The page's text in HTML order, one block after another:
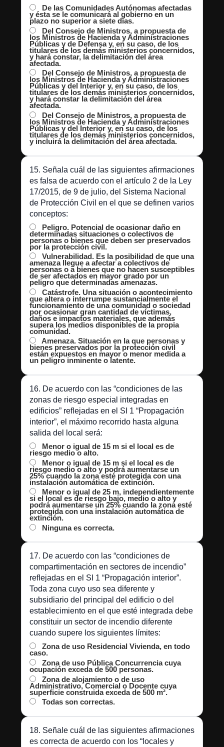
De las Comunidades Autónomas afectadas
y ésta se le comunicará al gobierno en un
plazo no superior a siete días.
Del Consejo de Ministros, a propuesta de
los Ministros de Hacienda y Administraciones
Públicas y de Defensa y, en su caso, de los
titulares de los demás ministerios concernidos,
y hará constar, la delimitación del área
afectada.
Del Consejo de Ministros, a propuesta de
los Ministros de Hacienda y Administraciones
Públicas y del Interior y, en su caso, de los
titulares de los demás ministerios concernidos,
y hará constar la delimitación del área
afectada.
Del Consejo de Ministros, a propuesta de
los Ministros de Hacienda y Administraciones
Públicas y del Interior y, en su caso, de los
titulares de los demás ministerios concernidos,
y incluirá la delimitación del área afectada.
15. Señala cuál de las siguientes afirmaciones
es falsa de acuerdo con el artículo 2 de la Ley
17/2015, de 9 de julio, del Sistema Nacional
de Protección Civil en el que se definen varios
conceptos:
Peligro. Potencial de ocasionar daño en
determinadas situaciones o colectivos de
personas o bienes que deben ser preservados
por la protección civil.
Vulnerabilidad. Es la posibilidad de que una
amenaza llegue a afectar a colectivos de
personas o a bienes que no hacen susceptibles
de ser afectados en mayor grado por un
peligro que determinadas amenazas.
Catástrofe. Una situación o acontecimiento
que altera o interrumpe sustancialmente el
funcionamiento de una comunidad o sociedad
por ocasionar gran cantidad de víctimas,
daños e impactos materiales, que además
supera los medios disponibles de la propia
comunidad.
Amenaza. Situación en la que personas y
bienes preservados por la protección civil
están expuestos en mayor o menor medida a
un peligro inminente o latente.
16. De acuerdo con las “condiciones de las
zonas de riesgo especial integradas en
edificios” reflejadas en el SI 1 “Propagación
interior”, el máximo recorrido hasta alguna
salida del local será:
Menor o igual de 15 m si el local es de
riesgo medio o alto.
Menor o igual de 15 m si el local es de
riesgo medio o alto y podrá aumentarse un
25% cuando la zona esté protegida con una
instalación automática de extinción.
Menor o igual de 25 m, independientemente
si el local es de riesgo bajo, medio o alto y
podrá aumentarse un 25% cuando la zona esté
protegida con una instalación automática de
extinción.
Ninguna es correcta.
17. De acuerdo con las “condiciones de
compartimentación en sectores de incendio”
reflejadas en el SI 1 “Propagación interior”.
Toda zona cuyo uso sea diferente y
subsidiario del principal del edificio o del
establecimiento en el que esté integrada debe
constituir un sector de incendio diferente
cuando supere los siguientes límites:
Zona de uso Residencial Vivienda, en todo
caso.
Zona de uso Pública Concurrencia cuya
ocupación exceda de 500 personas.
Zona de alojamiento o de uso
Administrativo, Comercial o Docente cuya
superficie construida exceda de 500 m².
Todas son correctas.
18. Señale cuál de las siguientes afirmaciones
es correcta de acuerdo con los “locales y